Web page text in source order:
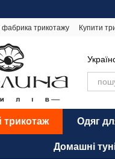
фабрика трикотажу Купити
трикотаж Одяг
Домашні